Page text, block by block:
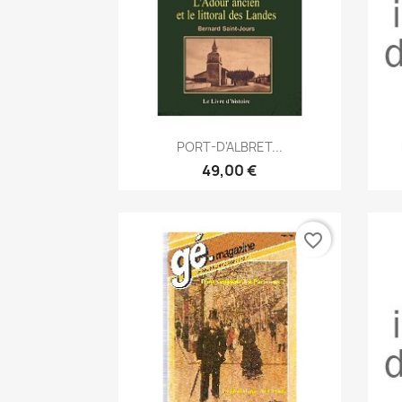
Anteprima
PORT-D'ALBRET...
49,00 €
favorite_border